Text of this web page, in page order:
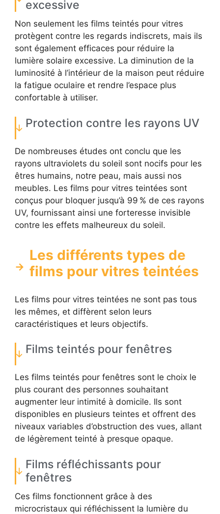
excessive
Non seulement les films teintés pour vitres
protègent contre les regards indiscrets, mais ils
sont également efficaces pour réduire la
lumière solaire excessive. La diminution de la
luminosité à l’intérieur de la maison peut réduire
la fatigue oculaire et rendre l’espace plus
confortable à utiliser.
Protection contre les rayons UV
De nombreuses études ont conclu que les
rayons ultraviolets du soleil sont nocifs pour les
êtres humains, notre peau, mais aussi nos
meubles. Les films pour vitres teintées sont
conçus pour bloquer jusqu’à 99 % de ces rayons
UV, fournissant ainsi une forteresse invisible
contre les effets malheureux du soleil.
Les différents types de
films pour vitres teintées
Les films pour vitres teintées ne sont pas tous
les mêmes, et diffèrent selon leurs
caractéristiques et leurs objectifs.
Films teintés pour fenêtres
Les films teintés pour fenêtres sont le choix le
plus courant des personnes souhaitant
augmenter leur intimité à domicile. Ils sont
disponibles en plusieurs teintes et offrent des
niveaux variables d’obstruction des vues, allant
de légèrement teinté à presque opaque.
Films réfléchissants pour
fenêtres
Ces films fonctionnent grâce à des
microcristaux qui réfléchissent la lumière du